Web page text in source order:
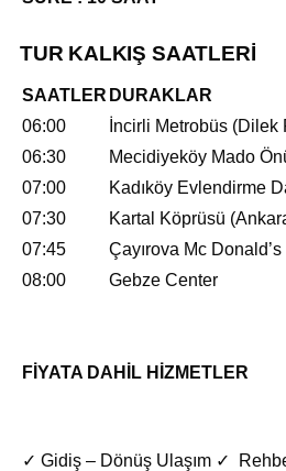
TUR KALKIŞ SAATLERİ
SAATLER DURAKLAR
06:00
İncirli Metrobüs (Dilek
06:30
Mecidiyeköy Mado
07:00
Kadıköy Evlendirme
07:30
Kartal Köprüsü
07:45
Çayırova Mc Donald’s
08:00
Gebze Center
FİYATA DAHİL HİZMETLER
✓ Gidiş – Dönüş Ulaşım ✓